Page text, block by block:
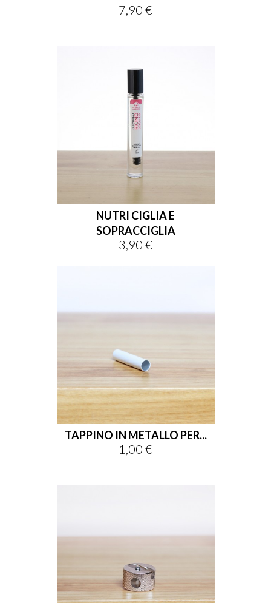
Prezzo
7,90 €
NUTRI CIGLIA E
SOPRACCIGLIA
Prezzo
3,90 €
TAPPINO IN METALLO PER...
Prezzo
1,00 €